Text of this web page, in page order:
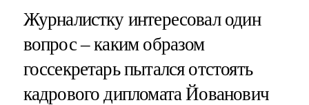
Журналистку интересовал один
вопрос – каким образом
госсекретарь пытался отстоять
кадрового дипломата Йованович